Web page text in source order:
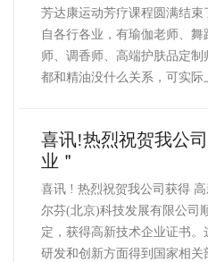
芳达康运动芳疗课程圆满结
自各行各业，有瑜伽老师、
师、调香师、高端护肤品定
都和精油没什么关系，可实际
喜讯!热烈祝贺我公
业＂
喜讯 ! 热烈祝贺我公司获得
尔芬(北京)科技发展有限公司
定，获得高新技术企业证书
研发和创新方面得到国家相